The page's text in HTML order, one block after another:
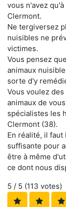
vous n'avez
Clermont.
Ne tergiversez
nuisibles ne
victimes.
Vous pensez
animaux
sorte d'y
Vous voulez
animaux de
spécialistes les
Clermont (38).
En réalité, il
suffisante pour
être à même
ce dont nous
5 / 5 (113 votes)